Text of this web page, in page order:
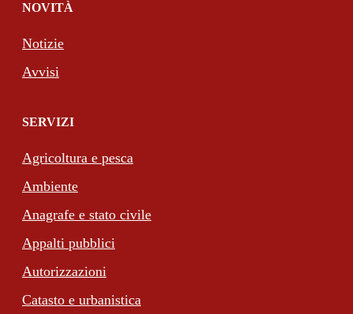
NOVITÀ
Notizie
Avvisi
SERVIZI
Agricoltura e pesca
Ambiente
Anagrafe e stato civile
Appalti pubblici
Autorizzazioni
Catasto e urbanistica